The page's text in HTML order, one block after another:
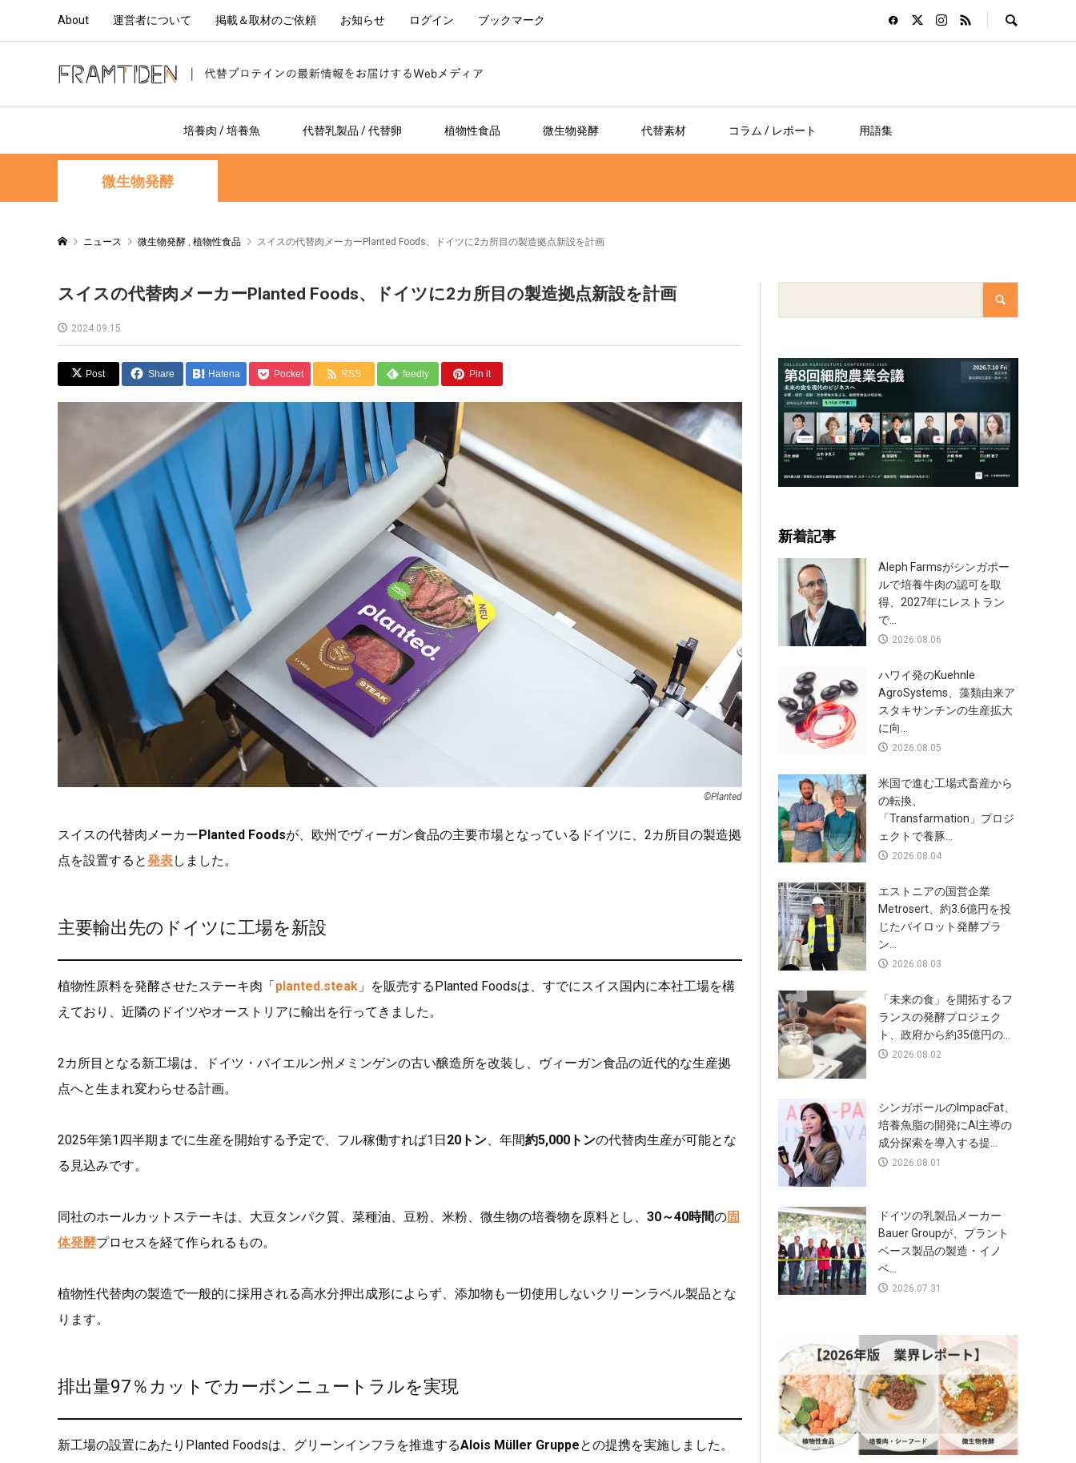
About 運営者について 掲載＆取材のご依頼 お知らせ ログイン ブックマーク
培養肉 / 培養魚 代替乳製品 / 代替卵 植物性食品 微生物発酵 代替素材 コラム / レポート 用語集
微生物発酵
ニュース 微生物発酵 , 植物性食品 スイスの代替肉メーカーPlanted Foods、ドイツに2カ所目の製造拠点新設を計画
スイスの代替肉メーカーPlanted Foods、ドイツに2カ所目の製造拠点新設を計画
2024.09.15
Post Share Hatena Pocket RSS feedly Pin it
©︎Planted
スイスの代替肉メーカーPlanted Foodsが、欧州でヴィーガン食品の主要市場となっているドイツに、2カ所目の製造拠
点を設置すると発表しました。
主要輸出先のドイツに工場を新設
植物性原料を発酵させたステーキ肉「planted.steak 」を販売するPlanted Foodsは、すでにスイス国内に本社工場を構
えており、近隣のドイツやオーストリアに輸出を行ってきました。
2カ所目となる新工場は、ドイツ・バイエルン州メミンゲンの古い醸造所を改装し、ヴィーガン食品の近代的な生産拠
点へと生まれ変わらせる計画。
2025年第1四半期までに生産を開始する予定で、フル稼働すれば1日20トン、年間約5,000トンの代替肉生産が可能とな
る見込みです。
同社のホールカットステーキは、大豆タンパク質、菜種油、豆粉、米粉、微生物の培養物を原料とし、 30～40時間の固
体発酵プロセスを経て作られるもの。
植物性代替肉の製造で一般的に採用される高水分押出成形によらず、添加物も一切使用しないクリーンラベル製品とな
ります。
排出量97％カットでカーボンニュートラルを実現
新工場の設置にあたりPlanted Foodsは、グリーンインフラを推進するAlois Müller Gruppeとの提携を実施しました。
新着記事
Aleph Farmsがシンガポー
ルで培養牛肉の認可を取
得、2027年にレストラン
で...
2026.08.06
ハワイ発のKuehnle
AgroSystems、藻類由来ア
スタキサンチンの生産拡大
に向...
2026.08.05
米国で進む工場式畜産から
の転換、
「Transfarmation」プロジ
ェクトで養豚...
2026.08.04
エストニアの国営企業
Metrosert、約3.6億円を投
じたパイロット発酵プラ
ン...
2026.08.03
「未来の食」を開拓するフ
ランスの発酵プロジェク
ト、政府から約35億円の...
2026.08.02
シンガポールのImpacFat、
培養魚脂の開発にAI主導の
成分探索を導入する提...
2026.08.01
ドイツの乳製品メーカー
Bauer Groupが、プラント
ベース製品の製造・イノ
ベ...
2026.07.31